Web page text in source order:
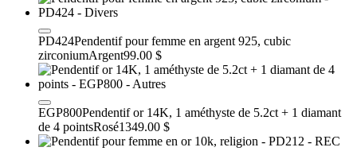
PD424Pendentif pour femme en argent 925, cubic
zirconiumArgent99.00 $
EGP800Pendentif or 14K, 1 améthyste de 5.2ct + 1 diamant
de 4 pointsRosé1349.00 $